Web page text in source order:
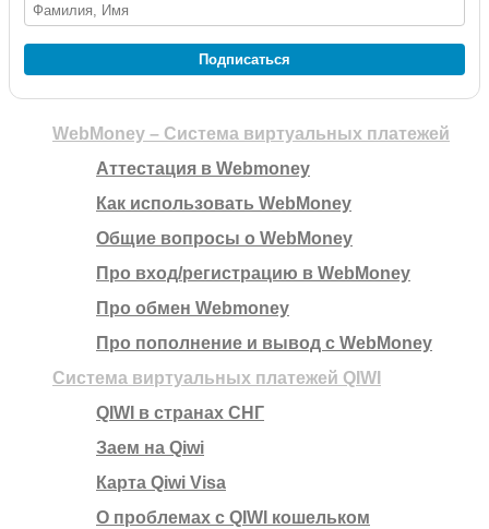
Подписаться
WebMoney – Система виртуальных платежей
Аттестация в Webmoney
Как использовать WebMoney
Общие вопросы о WebMoney
Про вход/регистрацию в WebMoney
Про обмен Webmoney
Про пополнение и вывод с WebMoney
Система виртуальных платежей QIWI
QIWI в странах СНГ
Заем на Qiwi
Карта Qiwi Visa
О проблемах с QIWI кошельком